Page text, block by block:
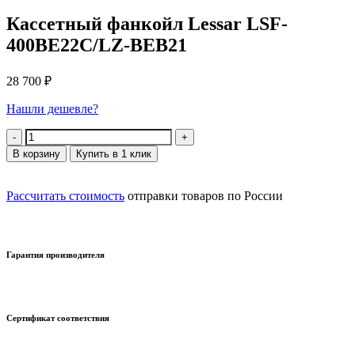
Кассетный фанкойл Lessar LSF-
400BE22C/LZ-BEB21
28 700 ₽
Нашли дешевле?
Количество
В корзину Купить в 1 клик
Рассчитать стоимость отправки товаров по России
Гарантия производителя
Сертификат соответствия